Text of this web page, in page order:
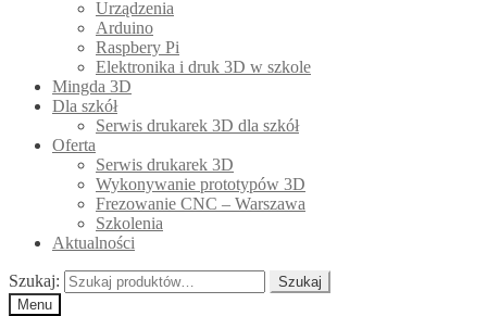
Urządzenia
Arduino
Raspbery Pi
Elektronika i druk 3D w szkole
Mingda 3D
Dla szkół
Serwis drukarek 3D dla szkół
Oferta
Serwis drukarek 3D
Wykonywanie prototypów 3D
Frezowanie CNC – Warszawa
Szkolenia
Aktualności
Szukaj:
Szukaj
Menu